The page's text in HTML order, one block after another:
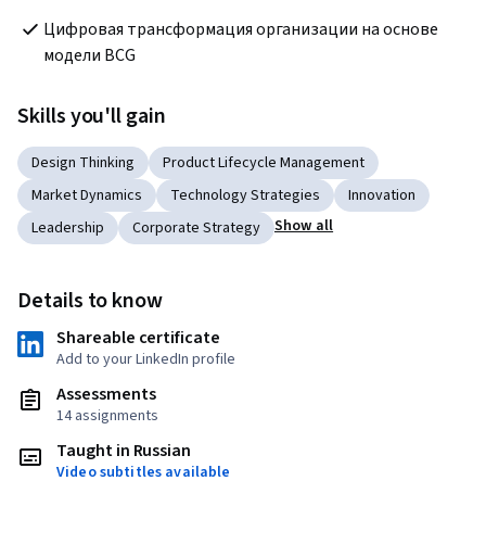
Цифровая трансформация организации на основе
модели BCG
Skills you'll gain
Design Thinking
Product Lifecycle Management
Market Dynamics
Technology Strategies
Innovation
Leadership
Corporate Strategy Show all
Details to know
Shareable certificate
Add to your LinkedIn profile
Assessments
14 assignments
Taught in Russian
Video subtitles available